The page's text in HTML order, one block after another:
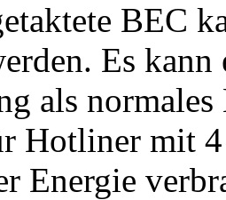
BEC
Es
als
Hotliner mit
Energie